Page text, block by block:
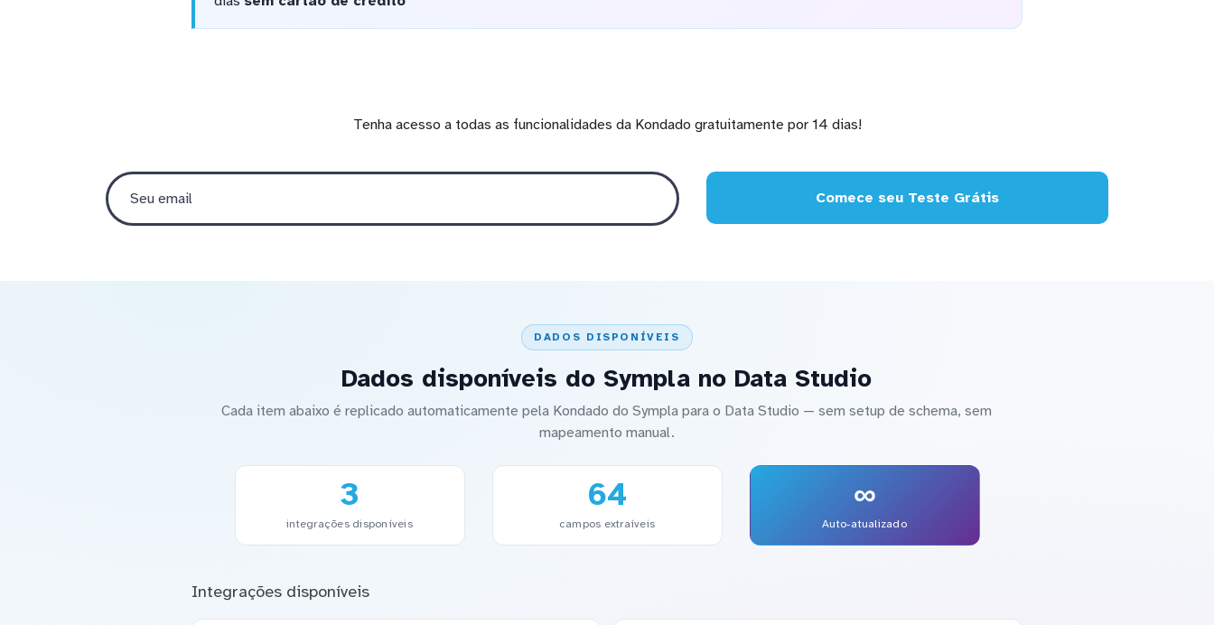
Tenha acesso a todas as funcionalidades da Kondado gratuitamente por 14 dias!
Comece seu Teste Grátis
DADOS DISPONÍVEIS
Dados disponíveis do Sympla no Data Studio
Cada item abaixo é replicado automaticamente pela Kondado do Sympla para o Data Studio — sem setup de schema, sem
mapeamento manual.
3
integrações disponíveis
64
campos extraíveis
∞
Auto-atualizado
Integrações disponíveis